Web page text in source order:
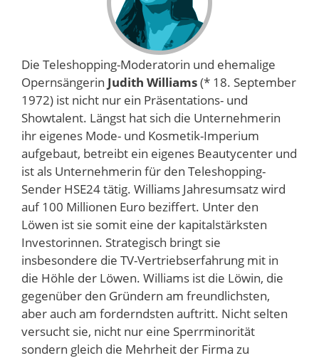
Die Teleshopping-Moderatorin und ehemalige
Opernsängerin Judith Williams(* 18. September
1972) ist nicht nur ein Präsentations- und
Showtalent. Längst hat sich die Unternehmerin
ihr eigenes Mode- und Kosmetik-Imperium
aufgebaut, betreibt ein eigenes Beautycenter und
ist als Unternehmerin für den Teleshopping-
Sender HSE24 tätig. Williams Jahresumsatz wird
auf 100 Millionen Euro beziffert. Unter den
Löwen ist sie somit eine der kapitalstärksten
Investorinnen. Strategisch bringt sie
insbesondere die TV-Vertriebserfahrung mit in
die Höhle der Löwen. Williams ist die Löwin, die
gegenüber den Gründern am freundlichsten,
aber auch am forderndsten auftritt. Nicht selten
versucht sie, nicht nur eine Sperrminorität
sondern gleich die Mehrheit der Firma zu